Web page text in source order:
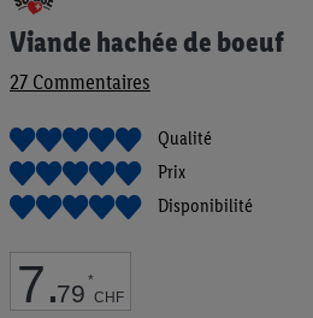
Viande hachée de boeuf
27 Commentaires
Qualité
Prix
Disponibilité
7.79 *
CHF
au
début
la
d’images